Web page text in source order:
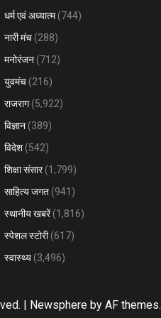
धर्म एवं अध्यात्म(744)
नारी मंच (288)
मनोरंजन (712)
युवमंच (216)
राजराग(5,922)
विज्ञान (389)
विदेश (542)
शिक्षा संसार(1,799)
साहित्य जगत (941)
स्थानीय खबरें(1,816)
स्पेशल स्टोरी(617)
स्वास्थ्य (3,496)
| Newsphere by AF themes.